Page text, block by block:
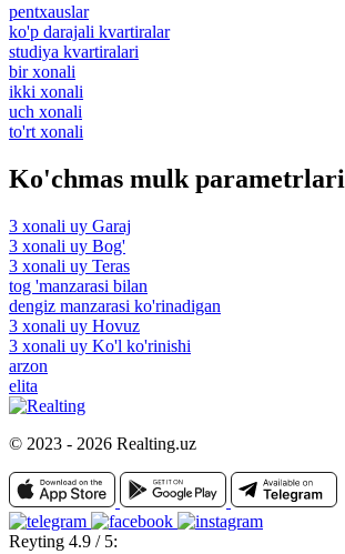
pentxauslar
ko'p darajali kvartiralar
studiya kvartiralari
bir xonali
ikki xonali
uch xonali
to'rt xonali
Ko'chmas mulk parametrlari
3 xonali uy Garaj
3 xonali uy Bog'
3 xonali uy Teras
tog 'manzarasi bilan
dengiz manzarasi ko'rinadigan
3 xonali uy Hovuz
3 xonali uy Ko'l ko'rinishi
arzon
elita
© 2023 - 2026 Realting.uz
Reyting 4.9 / 5: